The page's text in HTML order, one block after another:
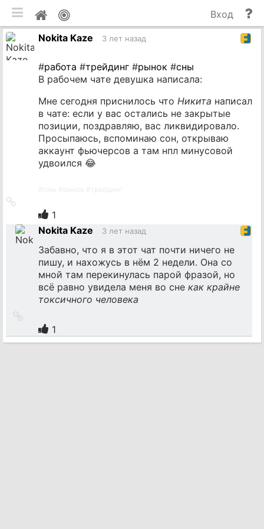
Мой
профиль
и
Вход
Nokita Kaze
3 лет назад
#работа #трейдинг #рынок #сны
В рабочем чате девушка написала:
Мне сегодня приснилось что Никита написал
в чате: если у вас остались не закрытые
позиции, поздравляю, вас ликвидировало.
Просыпаюсь, вспоминаю сон, открываю
аккаунт фьючерсов а там нпл минусовой
удвоился 😂
источник
1
Nokita Kaze
3 лет назад
Забавно, что я в этот чат почти ничего не
пишу, и нахожусь в нём 2 недели. Она со
мной там перекинулась парой фразой, но
всё равно увидела меня во сне как крайне
токсичного человека
источник
1
мобильная версия